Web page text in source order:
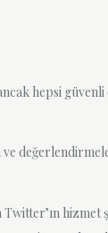
hepsi güvenli
ve
hizmet